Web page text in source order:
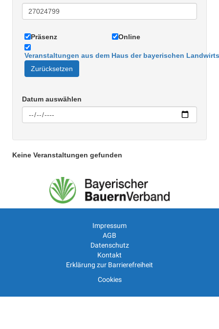
Präsenz Online
Veranstaltungen aus dem Haus der bayerischen
Zurücksetzen
Datum auswählen
Keine Veranstaltungen gefunden
Impressum
AGB
Datenschutz
Kontakt
Erklärung zur Barrierefreiheit
Cookies